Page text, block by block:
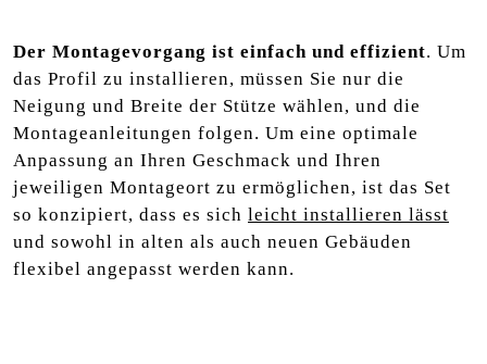
Der Montagevorgang ist einfach und effizient. Um
das Profil zu installieren, müssen Sie nur die
Neigung und Breite der Stütze wählen, und die
Montageanleitungen folgen. Um eine optimale
Anpassung an Ihren Geschmack und Ihren
jeweiligen Montageort zu ermöglichen, ist das Set
so konzipiert, dass es sich leicht installieren lässt
und sowohl in alten als auch neuen Gebäuden
flexibel angepasst werden kann.